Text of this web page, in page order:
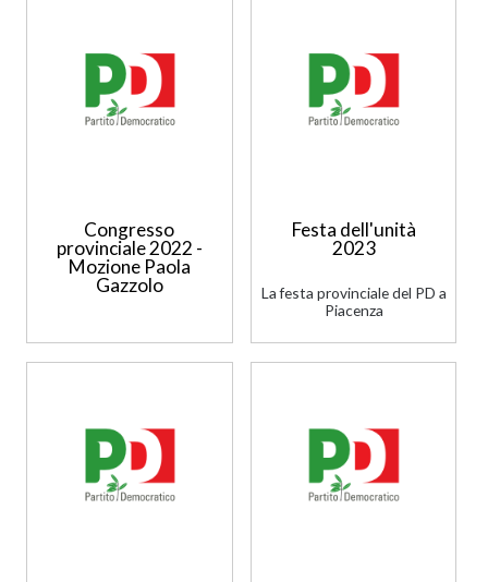
Congresso
provinciale 2022 -
Mozione Paola
Gazzolo
Festa dell'unità
2023
La festa provinciale del PD a
Piacenza